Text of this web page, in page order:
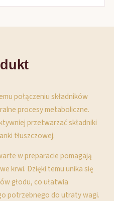
połączeniu składników
procesy metaboliczne.
przetwarzać składniki
tłuszczowej.
w preparacie pomagają
krwi. Dzięki temu unika się
głodu, co ułatwia
potrzebnego do utraty wagi.